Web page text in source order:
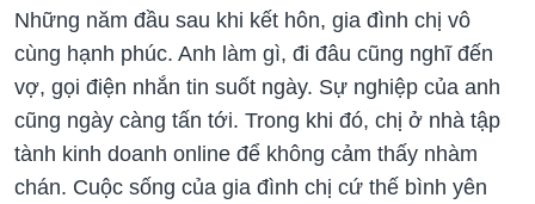
Những năm đầu sau khi kết hôn, gia đình chị vô
cùng hạnh phúc. Anh làm gì, đi đâu cũng nghĩ đến
vợ, gọi điện nhắn tin suốt ngày. Sự nghiệp của anh
cũng ngày càng tấn tới. Trong khi đó, chị ở nhà tập
tành kinh doanh online để không cảm thấy nhàm
chán. Cuộc sống của gia đình chị cứ thế bình yên